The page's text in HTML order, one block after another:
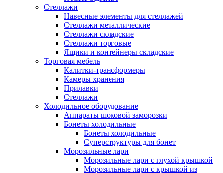
Стеллажи
Навесные элементы для стеллажей
Стеллажи металлические
Стеллажи складские
Стеллажи торговые
Ящики и контейнеры складские
Торговая мебель
Калитки-трансформеры
Камеры хранения
Прилавки
Стеллажи
Холодильное оборудование
Аппараты шоковой заморозки
Бонеты холодильные
Бонеты холодильные
Суперструктуры для бонет
Морозильные лари
Морозильные лари с глухой крышкой
Морозильные лари с крышкой из